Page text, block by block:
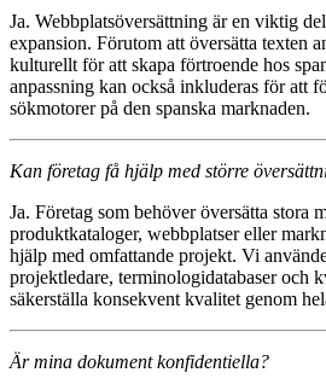
Ja. Webbplatsöversättning är en viktig
expansion. Förutom att översätta texten
kulturellt för att skapa förtroende hos
anpassning kan också inkluderas för att
sökmotorer på den spanska marknaden.
Kan företag få hjälp med större
Ja. Företag som behöver översätta stora
produktkataloger, webbplatser eller
hjälp med omfattande projekt. Vi
projektledare, terminologidatabaser och
säkerställa konsekvent kvalitet genom
Är mina dokument konfidentiella?